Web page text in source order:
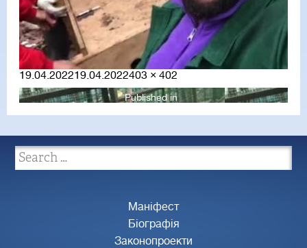
Posted
on
19.04.202219.04.2022Full
size
403 × 402
Published in
Маніфест
Біографія
Законопроекти